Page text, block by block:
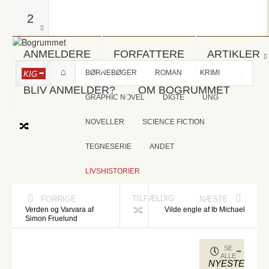
2
ANMELDERE FORFATTERE ARTIKLER
BLIV ANMELDER? OM BOGRUMMET
KIG BØRNEBØGER ROMAN KRIMI
GRAPHIC NOVEL DIGTE UNG
NOVELLER SCIENCE FICTION
TEGNESERIE ANDET
LIVSHISTORIER
FORRIGE
Verden og Varvara af
Simon Fruelund
TILFÆLDIG NÆSTE
Vilde engle af Ib Michael
NYESTE
SE
ALLE